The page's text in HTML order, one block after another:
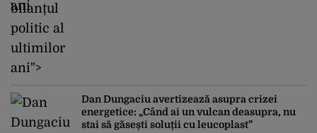
bilanțul
politic al
ultimilor
ani">
Dan Dungaciu avertizează asupra crizei
energetice: „Când ai un vulcan deasupra, nu
stai să găsești soluții cu leucoplast”